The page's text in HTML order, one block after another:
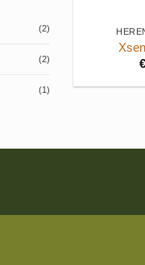
(2)
(2)
(1)
€